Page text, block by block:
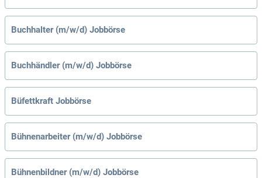
Buchhalter (m/w/d) Jobbörse
Buchhändler (m/w/d) Jobbörse
Büfettkraft Jobbörse
Bühnenarbeiter (m/w/d) Jobbörse
Bühnenbildner (m/w/d) Jobbörse